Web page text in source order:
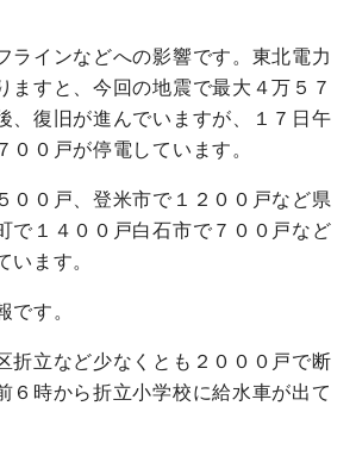
インなどへの影響です。東北電力
ますと、今回の地震で最大４万５７
、復旧が進んでいますが、１７日午
００戸が停電しています。
０戸、登米市で１２００戸など県
で１４００戸白石市で７００戸など
います。
す。
立など少なくとも２０００戸で断
６時から折立小学校に給水車が出て